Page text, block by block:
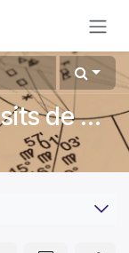
Séminaire 24 : Les transits de Pluton